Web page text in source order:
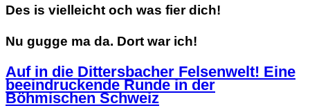
Des is vielleicht och was fier dich!
Nu gugge ma da. Dort war ich!
Auf in die Dittersbacher Felsenwelt! Eine
beeindruckende Runde in der
Böhmischen Schweiz